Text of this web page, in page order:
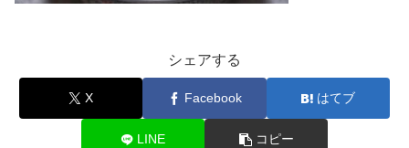
シェアする
X Facebook はてブ
LINE コピー